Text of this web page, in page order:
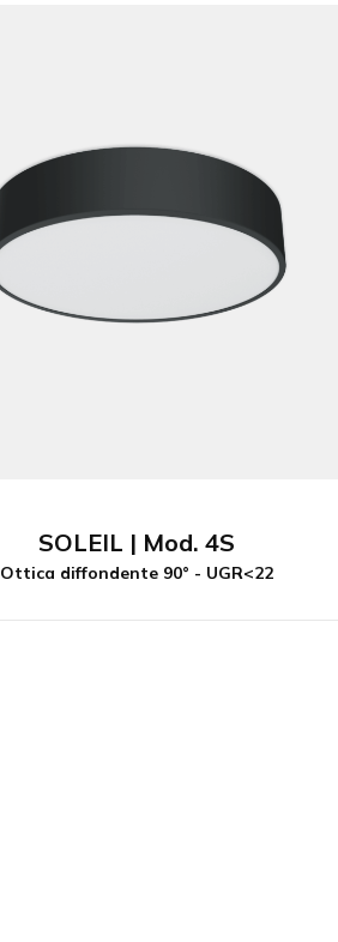
SOLEIL | Mod. 4S
Ottica diffondente 90° - UGR<22